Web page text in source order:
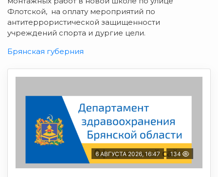
Флотской, на оплату мероприятий по
антитеррористической защищенности
учреждений спорта и дургие цели.
Брянская губерния
6 АВГУСТА 2026, 16:47 134